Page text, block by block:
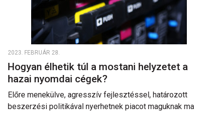
2023. FEBRUÁR 28.
Hogyan élhetik túl a mostani helyzetet a
hazai nyomdai cégek?
Előre menekülve, agresszív fejlesztéssel, határozott
beszerzési politikával nyerhetnek piacot maguknak ma